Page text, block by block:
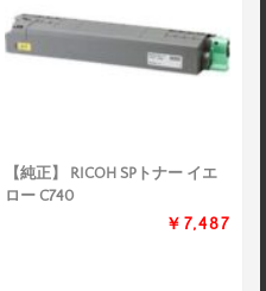
【純正】 RICOH SPトナー イエ
ロー C740
￥7,487